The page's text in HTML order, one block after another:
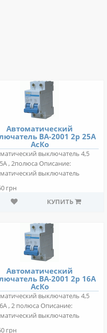
Автоматический
ВА-2001 2р 25А
АсКо
выключатель 4,5
, 2полюса Описание:
выключатель
грн
КУПИТЬ
Автоматический
ВА-2001 2р 16А
АсКо
выключатель 4,5
, 2 полюса Описание:
выключатель
грн